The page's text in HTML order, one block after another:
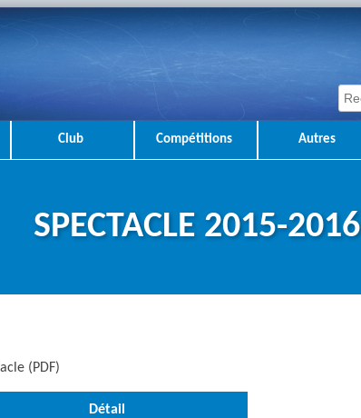
Club Compétitions Autres
SPECTACLE 2015-2016
(PDF)
Détail